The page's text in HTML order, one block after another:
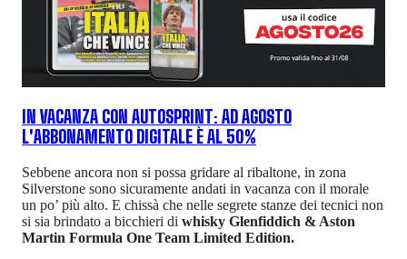
IN VACANZA CON AUTOSPRINT: AD AGOSTO
L'ABBONAMENTO DIGITALE È AL 50%
Sebbene ancora non si possa gridare al ribaltone, in zona
Silverstone sono sicuramente andati in vacanza con il morale
un po’ più alto. E chissà che nelle segrete stanze dei tecnici non
si sia brindato a bicchieri di whisky Glenfiddich & Aston
Martin Formula One Team Limited Edition.